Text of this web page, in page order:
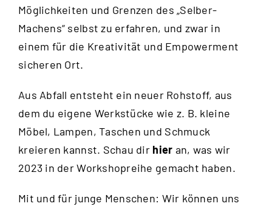
Möglichkeiten und Grenzen des „Selber-
Machens“ selbst zu erfahren, und zwar in
einem für die Kreativität und Empowerment
sicheren Ort.
Aus Abfall entsteht ein neuer Rohstoff, aus
dem du eigene Werkstücke wie z. B. kleine
Möbel, Lampen, Taschen und Schmuck
kreieren kannst. Schau dir hier an, was wir
2023 in der Workshopreihe gemacht haben.
Mit und für junge Menschen: Wir können uns